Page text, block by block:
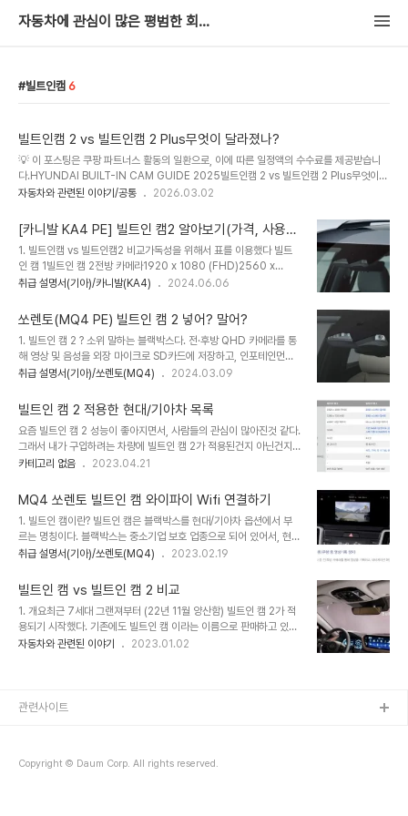
자동차에 관심이 많은 평범한 회사원
빌트인캠 6
빌트인캠 2 vs 빌트인캠 2 Plus무엇이 달라졌나?
💡 이 포스팅은 쿠팡 파트너스 활동의 일환으로, 이에 따른 일정액의 수수료를 제공받습니
다.HYUNDAI BUILT-IN CAM GUIDE 2025빌트인캠 2 vs 빌트인캠 2 Plus무엇이
달라졌나?현대차 순정 블랙박스, 빌트인캠의 두 모델을 카메라 화질부터 주차녹화, 커넥티드
공식 명칭은 빌트인 캠 2와 빌트인 캠 2 Plus입니다. 커뮤니티에서 '빌트인캠 2.5'로 불리
는 빌트인캠 2 Plus는 주차녹화 기능을 강화한 상위 모델로, 팰리세이드에 최초 적용되었습
니다.SPEC COMPARISON핵심 스펙 비교표두 모델의 주요 사양을 한눈에 비교해보세요.
카메라 스펙은 동일하지만 주차녹화 성능에서 큰 차이가 ..
자동차와 관련된 이야기/공통 2026.03.02
[카니발 KA4 PE] 빌트인 캠2 알아보기(가격, 사용
법)
1. 빌트인캠 vs 빌트인캠2 비교가독성을 위해서 표를 이용했다 빌트
인 캠 1빌트인 캠 2전방 카메라1920 x 1080 (FHD)2560 x
1440 (QHD)후방 카메라1280 x 720 (HD)2560 x 1440
32GB기본 64GB (순정으로 128GB 까지 판매)스펙 기준 512GB
까지 지원함주행 상시 녹화 시간3시간4시간주차 상시 녹화 시간총
20시간총 40시간주행 데이터-속도, 기어, 턴 시그널, GPS좌표 등무
선 소프트웨어 업데이트-지원음성녹음-지원스마트폰 연결Wifi 동글
(별매)Wifi 모듈 기본 내장 2. 더뉴 카니발(KA4 PE) 빌트인 캠2 옵
다"HUD+빌..
취급 설명서(기아)/카니발(KA4) 2024.06.06
쏘렌토(MQ4 PE) 빌트인 캠 2 넣어? 말어?
1. 빌트인 캠 2 ? 소위 말하는 블랙박스다. 전·후방 QHD 카메라를 통
해 영상 및 음성을 외장 마이크로 SD카드에 저장하고, 인포테인먼트
시스템을 통해 확인할 수 있다. 기아 커넥트 앱과 무선으로 연결해 영
vs 빌트인캠 2 여러가지 차이가 있지만, 제일 큰 차이는 화질개선, 음
성녹음이다. 화질개선 전방 FHD(200만화소), 후방 HD(100
만화소) → 전/후방 QHD(약 360만화소) 음성 녹음 녹음 불가 → 녹
음 가능! (너무나 당연한 기능이지만, 그전엔 지원을 안했다) 자세히
알아보려면, 아래 링크를 클릭해서 확인하길 바란다!
인..
취급 설명서(기아)/쏘렌토(MQ4) 2024.03.09
빌트인 캠 2 적용한 현대/기아차 목록
요즘 빌트인 캠 2 성능이 좋아지면서, 사람들의 관심이 많아진것 같다.
그래서 내가 구입하려는 차량에 빌트인 캠 2가 적용된건지 아닌건지
알아보도록 하자. 1. 빌트인 캠 vs 빌트인 캠 2 아래 링크를 통해 확인
추천한다 https://common-engineer.tistory.com/13 빌트인
캠 vs 빌트인 캠 2 비교 1. 개요 최근 7세대 그랜져부터 (22년 11월
양산함) 빌트인 캠 2가 적용되기 시작했다. 기존에도 빌트인 캠 이라
는 이름으로 판매하고 있었는데, 과연 얼마나 좋아졌기에 빌트인 캠 2
라고 이름까지 common-engineer-ji.com 2. 빌트인 캠 2 적용
카테고리 없음 2023.04.21
MQ4 쏘렌토 빌트인 캠 와이파이 Wifi 연결하기
1. 빌트인 캠이란? 빌트인 캠은 블랙박스를 현대/기아차 옵션에서 부
르는 명칭이다. 블랙박스는 중소기업 보호 업종으로 되어 있어서, 현
대/기아같은 대기업이 참여할 수 없었다. 이후 법률이 개정되면서 현
빌트인캠 2 비교https://common-engineer-ji.com/13 빌트인
캠 vs 빌트인 캠 2 비교1. 개요 최근 7세대 그랜져부터 (22년 11월 양
산함) 빌트인 캠 2가 적용되기 시작했다. 기존에도 빌트인 캠 이라는
이름으로 판매하고 있었는데, 과연 얼마나 좋아졌기에 빌트인 캠 2 라
고 이름까지common-engineer-ji.com2. 와이파이 연결하기(요
취급 설명서(기아)/쏘렌토(MQ4) 2023.02.19
빌트인 캠 vs 빌트인 캠 2 비교
1. 개요최근 7세대 그랜져부터 (22년 11월 양산함) 빌트인 캠 2가 적
용되기 시작했다. 기존에도 빌트인 캠 이라는 이름으로 판매하고 있었
는데, 과연 얼마나 좋아졌기에 빌트인 캠 2 라고 이름까지 바꿔서 출시
블랙박스는 원래 중소기업 보호 업종으로 되어 있어서, 대기업이 참여
쿠팡 검색결과 바..
자동차와 관련된 이야기 2023.01.02
Copyright © Daum Corp. All rights reserved.
관련사이트